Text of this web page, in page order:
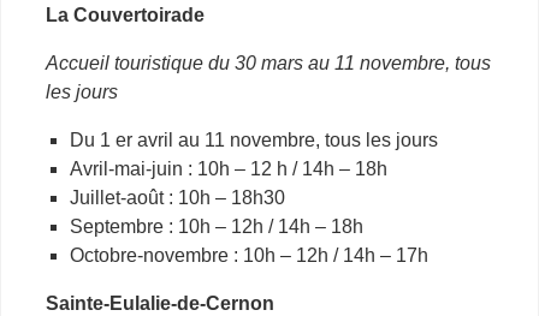
La Couvertoirade
Accueil touristique du 30 mars au 11 novembre, tous
les jours
Du 1 er avril au 11 novembre, tous les jours
Avril-mai-juin : 10h – 12 h / 14h – 18h
Juillet-août : 10h – 18h30
Septembre : 10h – 12h / 14h – 18h
Octobre-novembre : 10h – 12h / 14h – 17h
Sainte-Eulalie-de-Cernon